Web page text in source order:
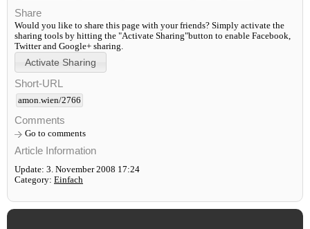
Share
Would you like to share this page with your friends? Simply activate the
sharing tools by hitting the "Activate Sharing"button to enable Facebook,
Twitter and Google+ sharing.
Short-URL
amon.wien/2766
Comments
Go to comments
Article Information
Update: 3. November 2008 17:24
Category: Einfach